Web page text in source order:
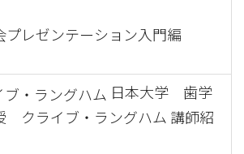
プレゼンテーション入門編
日本大学 歯学
ライブ・ラングハム 講師紹